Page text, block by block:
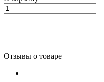
Отзывы о товаре